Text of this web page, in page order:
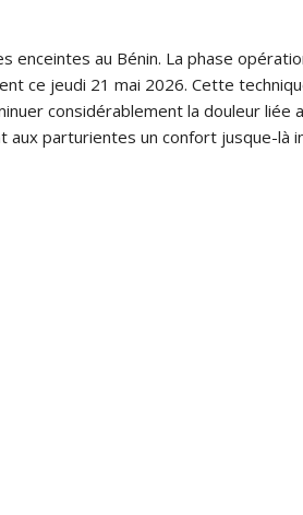
enceintes au Bénin. La phase
ce jeudi 21 mai 2026. Cette
considérablement la douleur liée
aux parturientes un confort jusque-là